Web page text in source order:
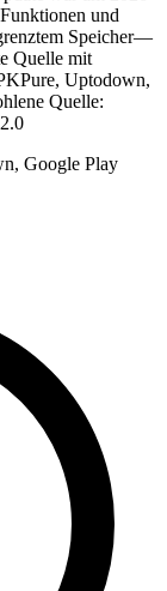
und
Speicher—
Quelle mit
Uptodown,
Quelle:
Google Play